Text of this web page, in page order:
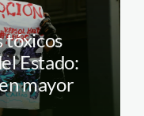
tóxicos
Estado:
mayor